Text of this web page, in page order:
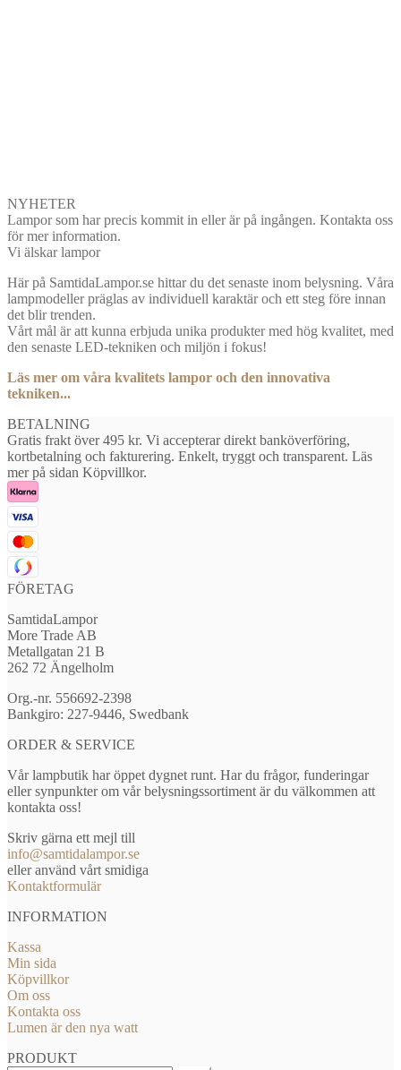
NYHETER
Lampor som har precis kommit in eller är på ingången. Kontakta oss
för mer information.
Vi älskar lampor
Här på SamtidaLampor.se hittar du det senaste inom belysning. Våra
lampmodeller präglas av individuell karaktär och ett steg före innan
det blir trenden.
Vårt mål är att kunna erbjuda unika produkter med hög kvalitet, med
den senaste LED-tekniken och miljön i fokus!
Läs mer om våra kvalitets lampor och den innovativa
tekniken...
BETALNING
Gratis frakt över 495 kr. Vi accepterar direkt banköverföring,
kortbetalning och fakturering. Enkelt, tryggt och transparent. Läs
mer på sidan Köpvillkor.
FÖRETAG
SamtidaLampor
More Trade AB
Metallgatan 21 B
262 72 Ängelholm
Org.-nr. 556692-2398
Bankgiro: 227-9446, Swedbank
ORDER & SERVICE
Vår lampbutik har öppet dygnet runt. Har du frågor, funderingar
eller synpunkter om vår belysningssortiment är du välkommen att
kontakta oss!
Skriv gärna ett mejl till
info@samtidalampor.se
eller använd vårt smidiga
Kontaktformulär
INFORMATION
Kassa
Min sida
Köpvillkor
Om oss
Kontakta oss
Lumen är den nya watt
PRODUKT